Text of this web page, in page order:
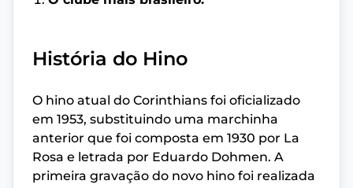
História do Hino
O hino atual do Corinthians foi oficializado
em 1953, substituindo uma marchinha
anterior que foi composta em 1930 por La
Rosa e letrada por Eduardo Dohmen. A
primeira gravação do novo hino foi realizada